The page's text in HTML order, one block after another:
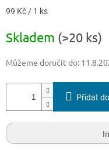
Měrná
99 Kč / 1 ks
Skladem (>20 ks)
Můžeme doručit do:
Přidat